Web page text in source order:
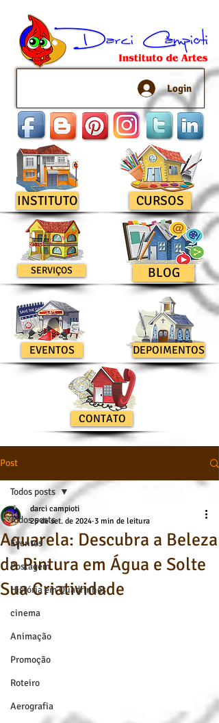
Login
INSTITUTO
SERVIÇOS
EVENTOS
CURSOS
BLOG
DEPOIMENTOS
CONTATO
Post
Todos posts
Eventos
Postagem
História em Quadrinhos
cinema
Animação
Promoção
Roteiro
Aerografia
Todos posts
Aquarela: Descubra a Beleza
da Pintura em Água e Solte
Sua Criatividade
darci campioti
26 de set. de 2024 3 min de leitura